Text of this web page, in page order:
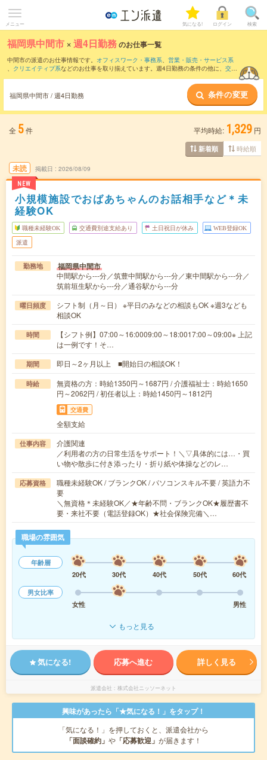
メニュー 気になる! ログイン 検索
福岡県中間市 ×週4日勤務のお仕事一覧
中間市の派遣のお仕事情報です。 オフィスワーク・事務系、 営業・販売・サービス系
、 クリエイティブ系などのお仕事を取り揃えています。週4日勤務の条件の他に、 交通
福岡県中間市 / 週4日勤務 条件の変更
全 5件 平均時給: 1,329 円
新着順 時給順
未読
NEW
掲載日 2026/08/09
小規模施設でおばあちゃんのお話相手など＊未
経験OK
職種未経験OK 交通費別途支給あり 土日祝日が休み WEB登録OK
派遣
勤務地 福岡県中間市
中間駅から---分／筑豊中間駅から---分／東中間駅から---分／
筑前垣生駅から---分／通谷駅から---分
曜日頻度
シフト制（月～日） ※平日のみなどの相談もOK ※週3なども
相談OK
時間
【シフト例】07:00～16:0009:00～18:0017:00～09:00※ 上記
は一例です！そ…
期間 即日～2ヶ月以上 ■開始日の相談OK！
時給
無資格の方：時給1350円～1687円 / 介護福祉士：時給1650
円～2062円 / 初任者以上：時給1450円～1812円
交通費
全額支給
仕事内容
介護関連
／利用者の方の日常生活をサポート！＼▽具体的には…・買
い物や散歩に付き添ったり・折り紙や体操などのレ…
応募資格
職種未経験OK / ブランクOK / パソコンスキル不要 / 英語力不
要
＼無資格＊未経験OK／★年齢不問・ブランクOK★履歴書不
要・来社不要（電話登録OK）★社会保険完備＼…
職場の雰囲気
年齢層
20代
30代 40代 50代
60代
男女比率
女性
男性
もっと見る
気になる! 応募へ進む 詳しく見る
派遣会社 株式会社ニッソーネット
興味があったら「★気になる！」をタップ！
「気になる！」を押しておくと、派遣会社から
「面談確約」 や 「応募歓迎」 が届きます！